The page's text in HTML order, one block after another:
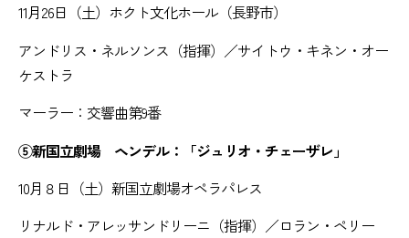
11月26日（土）ホクト文化ホール（長野市）
アンドリス・ネルソンス（指揮）／サイトウ・キネン・オー
ケストラ
マーラー：交響曲第9番
⑤新国立劇場 ヘンデル：「ジュリオ・チェーザレ」
10月８日（土）新国立劇場オペラパレス
リナルド・アレッサンドリーニ（指揮）／ロラン・ペリー